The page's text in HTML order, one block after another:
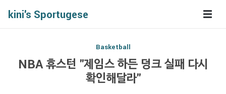
kini's Sportugese
Basketball
NBA 휴스턴 "제임스 하든 덩크 실패 다시
확인해달라"